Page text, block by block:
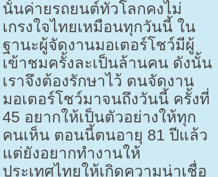
นั้นค่ายรถยนต์ทั่วโลกคงไม่
เกรงใจไทยเหมือนทุกวันนี้ ใน
ฐานะผู้จัดงานมอเตอร์โชว์มีผู้
เข้าชมครั้งละเป็นล้านคน ดังนั้น
เราจึงต้องรักษาไว้ ตนจัดงาน
มอเตอร์โชว์มาจนถึงวันนี้ ครั้งที่
45 อยากให้เป็นตัวอย่างให้ทุก
คนเห็น ตอนนี้ตนอายุ 81 ปีแล้ว
แต่ยังอยากทำงานให้
ประเทศไทยให้เกิดความน่าเชื่อ